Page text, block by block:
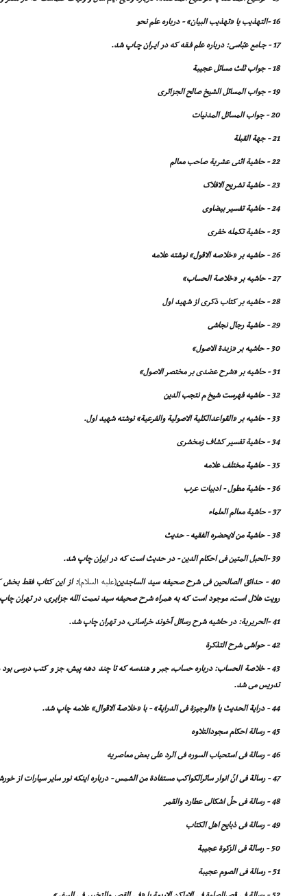
16 -التهذیب یا «تهذیب البیان» - درباره علم نحو
17 - جـامع عبّاسى: درباره علم فـقه که در ایـران چـاپ شد.
18 - جواب ثلث مسائل عجیبة
19 - جواب المسائل الشیخ صالح الجزائرى
20 - جواب المسائل المدنیات
21 - جهة القبلة
22 - حاشیة اثنى عشریة صاحب معالم
23 - حاشیة تشریح الافلاک
24 - حاشیة تفسیر بیضاوى
25 - حاشیة تکمله خفرى
26 - حاشیه بر «خلاصه الاقول» نوشته علامه
27 - حاشیه بر «خلاصة الحساب»
28 - حاشیه بر کتاب ذکرى از شهید اول
29 - حاشیة رجال نجاشى
30 - حاشیه بر «زبدة الاصول»
31 - حاشیه بر «شرح عضدى بر مختصر الاصول»
32 - حاشیه فهرست شیخ م نتجب الدین
33 - حاشیه بر «القواعدالکلیة الاصولیة والفرعیة» نوشته شهید اول.
34 - حاشیة تفسیر کشاف زمخشرى
35 - حاشیة مختلف علامه
36 - حاشیة مطول - ادبیات عرب
37 - حاشیة معالم العلماء
38 - حاشیة من لایحضره الفقیه - حدیث
39 -الحبل المتین فى احکام الدین - در حدیث است که در ایران چاپ شد.
40 - حدائق الصالحین فى شرح صحیفه سید الساجدین
(علیه السلام): از این کتاب فقط بخش
رویت هلال است، موجود است که به همراه شرح صحیفه سید نعمت الله جزایرى، در تهران
41 -الحریریة: در حاشیه شرح رسائل آخوند خراسانى، در تهران چاپ شد.
42 - حواشى شرح التذکرة
43 - خلاصة الحساب: درباره حساب، جبر و هندسه که تا چند دهه پیش، جز و کتب درسى
تدریس مى شد.
44 - درایة الحدیث یا «الوجیزة فى الدرایة» - با «خلاصة الاقوال» علامه چاپ شد.
45 - رسالة احکام سجودالتلاوه
46 - رسالة فى استحباب السوره فى الرد على بعض معاصریه
47 - رسالة فى انّ انوار سائرالکواکب مستفادة من الشمس - درباره اینکه نور سایر سیارات از خورشید گرفته شده است.
48 - رسالة فى حلّ اشکالى عطارد والقمر
49 - رسالة فى ذبایح اهل الکتاب
50 - رسالة فى الزکوة عجیبة
51 - رسالة فى الصوم عجیبة